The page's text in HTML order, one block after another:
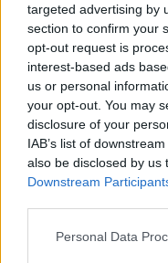
targeted advertising by
section to confirm your
opt-out request is
interest-based ads
us or personal
your opt-out. You may
disclosure of your
IAB’s list of
also be disclosed by us
Downstream
Personal Data
Keppra
28.08.2012 | Frau | 29
Levetiracetam
Epilepsie
Wirksamkeit
Anzahl Nebenwirkungen
Ich hatte
hatte andere
ausschreiben werde,
geändert! Ich war ein